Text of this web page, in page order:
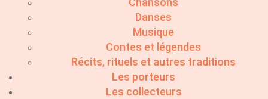
Danses
Musique
Contes et légendes
Récits, rituels et autres traditions
Les porteurs
Les collecteurs